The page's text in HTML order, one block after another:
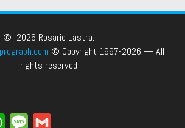
© 2026 Rosario Lastra.
© Copyright 1997-2026 — All
rights reserved
W M